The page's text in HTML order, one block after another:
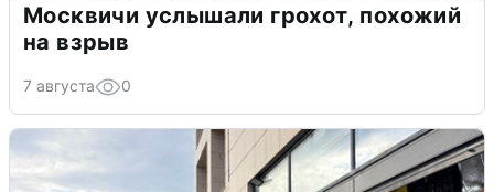
Москвичи услышали грохот, похожий
на взрыв
7 августа 0